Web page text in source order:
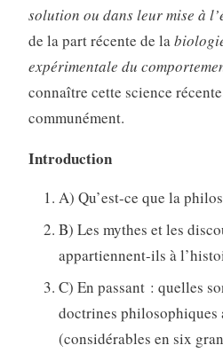
solution ou dans leur mise à
de la part récente de la
expérimentale du
connaître cette science
communément.
Introduction
A) Qu’est-ce que la
B) Les mythes et les
appartiennent-ils à
C) En passant : quelles
doctrines philosophiques
(considérables en six